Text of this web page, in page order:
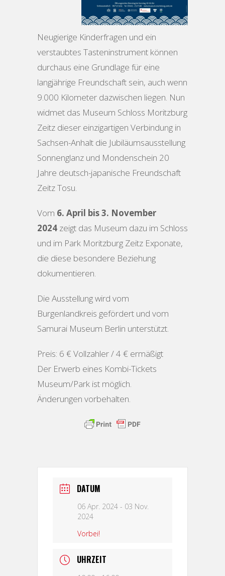
Neugierige Kinderfragen und ein
verstaubtes Tasteninstrument können
durchaus eine Grundlage für eine
langjährige Freundschaft sein, auch wenn
9.000 Kilometer dazwischen liegen. Nun
widmet das Museum Schloss Moritzburg
Zeitz dieser einzigartigen Verbindung in
Sachsen-Anhalt die Jubiläumsausstellung
Sonnenglanz und Mondenschein 20
Jahre deutsch-japanische Freundschaft
Zeitz Tosu.
Vom 6. April bis 3. November
2024 zeigt das Museum dazu im Schloss
und im Park Moritzburg Zeitz Exponate,
die diese besondere Beziehung
dokumentieren.
Die Ausstellung wird vom
Burgenlandkreis gefördert und vom
Samurai Museum Berlin unterstützt.
Preis: 6 € Vollzahler / 4 € ermäßigt
Der Erwerb eines Kombi-Tickets
Museum/Park ist möglich.
Änderungen vorbehalten.
DATUM
06 Apr. 2024 - 03 Nov.
2024
Vorbei!
UHRZEIT